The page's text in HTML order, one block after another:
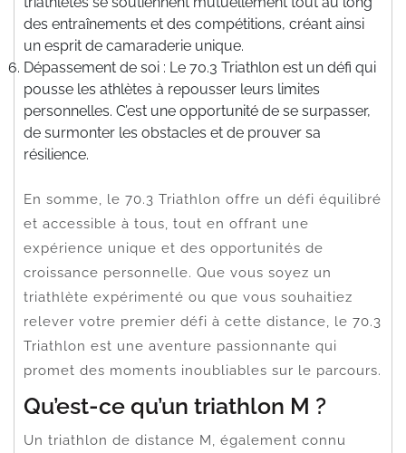
des entraînements et des compétitions, créant ainsi
un esprit de camaraderie unique.
Dépassement de soi : Le 70.3 Triathlon est un défi qui
pousse les athlètes à repousser leurs limites
personnelles. C’est une opportunité de se surpasser,
de surmonter les obstacles et de prouver sa
résilience.
En somme, le 70.3 Triathlon offre un défi équilibré
et accessible à tous, tout en offrant une
expérience unique et des opportunités de
croissance personnelle. Que vous soyez un
triathlète expérimenté ou que vous souhaitiez
relever votre premier défi à cette distance, le 70.3
Triathlon est une aventure passionnante qui
promet des moments inoubliables sur le parcours.
Qu’est-ce qu’un triathlon M ?
Un triathlon de distance M, également connu